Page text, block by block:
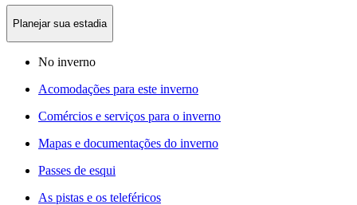
Planejar sua estadia
No inverno
Acomodações para este inverno
Comércios e serviços para o inverno
Mapas e documentações do inverno
Passes de esqui
As pistas e os teleféricos